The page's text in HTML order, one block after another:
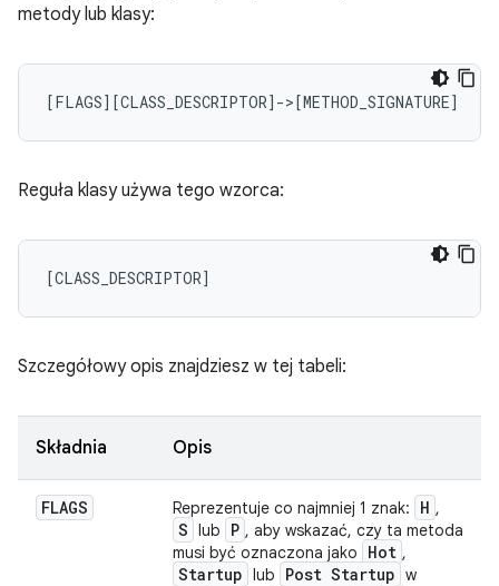
metody lub klasy:
Reguła klasy używa tego wzorca:
Szczegółowy opis znajdziesz w tej tabeli:
Składnia Opis
FLAGS Reprezentuje co najmniej 1 znak: H ,
S lub P , aby wskazać, czy ta metoda
musi być oznaczona jako
Hot ,
Startup lub Post Startup w